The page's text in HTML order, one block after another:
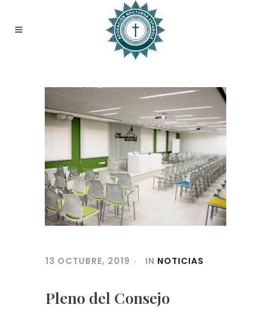
13 OCTUBRE, 2019 IN NOTICIAS
Pleno del Consejo